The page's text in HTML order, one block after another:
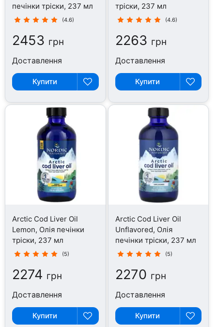
печінки тріски, 237 мл
(4.6)
2453 грн
Доставлення
Купити
тріски, 237 мл
(4.6)
2263 грн
Доставлення
Купити
Arctic Cod Liver Oil
Lemon, Олія печінки
тріски, 237 мл
(5)
2274 грн
Доставлення
Купити
Arctic Cod Liver Oil
Unflavored, Олія
печінки тріски, 237 мл
(5)
2270 грн
Доставлення
Купити